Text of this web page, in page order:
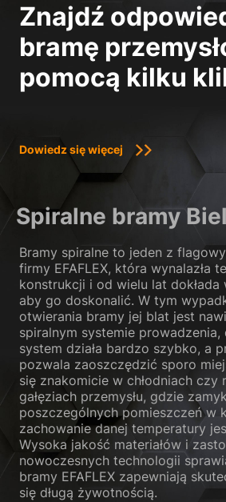
Znajdź
bramę
pomocą kilku
Dowiedz się więcej
Spiralne bramy
Bramy spiralne to jeden z
firmy EFAFLEX, która wynalazła
konstrukcji i od wielu lat dokłada
aby go doskonalić. W tym
otwierania bramy jej blat jest
spiralnym systemie prowadzenia,
system działa bardzo szybko, a
pozwala zaoszczędzić sporo
się znakomicie w chłodniach czy
gałęziach przemysłu, gdzie
poszczególnych pomieszczeń w
zachowanie danej temperatury
Wysoka jakość materiałów i
nowoczesnych technologii
bramy EFAFLEX zapewniają
się długą żywotnością.